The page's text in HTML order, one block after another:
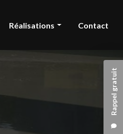
Rappel gratuit
Réalisations Contact